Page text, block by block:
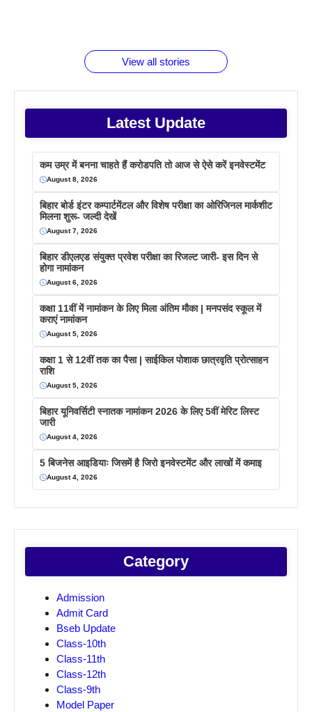
View all stories
Latest Update
कम उम्र में बनना चाहते हैं करोडपति तो आज से ऐसे करें इनवेस्टमेंट
August 8, 2026
बिहार बोर्ड इंटर कम्पार्टमेंटल और विशेष परीक्षा का ओरिजिनल मार्कशीट
मिलना शुरू- जल्दी देखें
August 7, 2026
बिहार डीएलएड संयुक्त प्रवेश परीक्षा का रिजल्ट जारी- इस दिन से
होगा नामांकन
August 6, 2026
कक्षा 11वीं में नामांकन के लिए मिला अंतिम मौका | मनपसंद स्कूल में
कराएं नामांकन
August 5, 2026
कक्षा 1 से 12वीं तक का पैसा | साईकिल पोशाक छात्रवृति प्रोत्साहन
राशि
August 5, 2026
बिहार यूनिवर्सिटी स्नातक नामांकन 2026 के लिए 5वीं मेरिट लिस्ट
जारी
August 4, 2026
5 बिजनेस आइडियाः जिसमें है जिरो इनवेस्टमेंट और लाखों में कमाइ
August 4, 2026
Category
Admission
Admit Card
Bseb Update
Class-10th
Class-11th
Class-12th
Class-9th
Model Paper